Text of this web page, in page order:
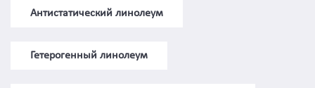
Антистатический линолеум
Гетерогенный линолеум